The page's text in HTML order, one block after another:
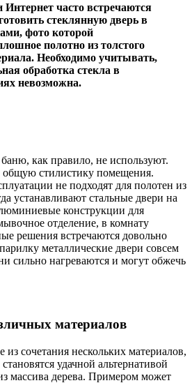
часто встречаются
стеклянную дверь в
фото которой
полотно из толстого
Необходимо учитывать,
обработка стекла в
невозможна.
как правило, не используют.
стилистику помещения.
не подходят для полотен из
устанавливают стальные двери на
конструкции для
отделение, в комнату
решения встречаются довольно
металлические двери совсем
сильно нагреваются и могут обжечь
материалов
сочетания нескольких материалов,
удачной альтернативой
массива дерева. Примером может